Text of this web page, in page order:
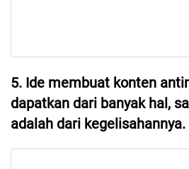
5. Ide membuat konten
dapatkan dari banyak hal,
adalah dari kegelisahannya.